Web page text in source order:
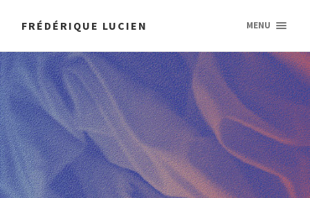
FRÉDÉRIQUE LUCIEN MENU